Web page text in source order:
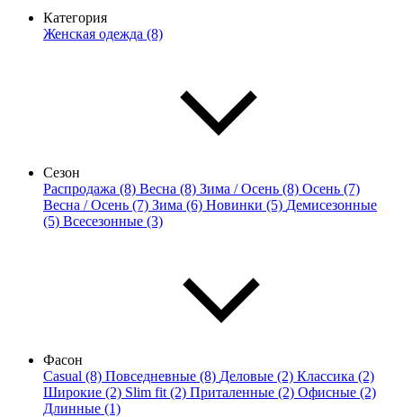
Категория
Женская одежда (8)
Сезон
Распродажа (8) Весна (8) Зима / Осень (8) Осень (7)
Весна / Осень (7) Зима (6) Новинки (5) Демисезонные
(5) Всесезонные (3)
Фасон
Casual (8) Повседневные (8) Деловые (2) Классика (2)
Широкие (2) Slim fit (2) Приталенные (2) Офисные (2)
Длинные (1)